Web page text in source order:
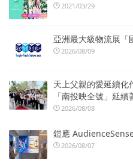
2021/03/29
亞洲最大級物流展「
2026/08/09
天上父親的愛延續化
「南投映全號」延續
2026/08/08
鎧應
2026/08/07